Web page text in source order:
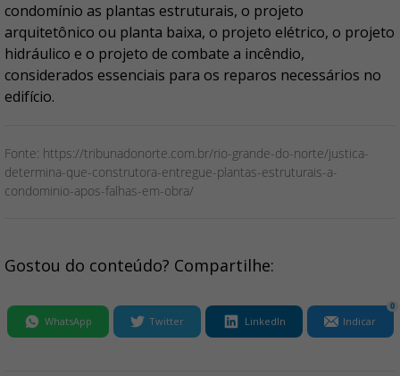
condomínio as plantas estruturais, o projeto
arquitetônico ou planta baixa, o projeto elétrico, o projeto
hidráulico e o projeto de combate a incêndio,
considerados essenciais para os reparos necessários no
edifício.
Fonte: https://tribunadonorte.com.br/rio-grande-do-norte/justica-
determina-que-construtora-entregue-plantas-estruturais-a-
condominio-apos-falhas-em-obra/
Gostou do conteúdo? Compartilhe:
WhatsApp Twitter LinkedIn Indicar
0